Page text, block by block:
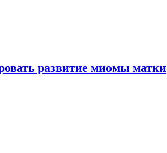
развитие миомы матки